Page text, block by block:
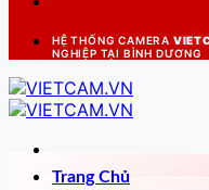
HỆ THỐNG CAMERA
NGHIỆP TẠI BÌNH DƯƠNG
Trang Chủ